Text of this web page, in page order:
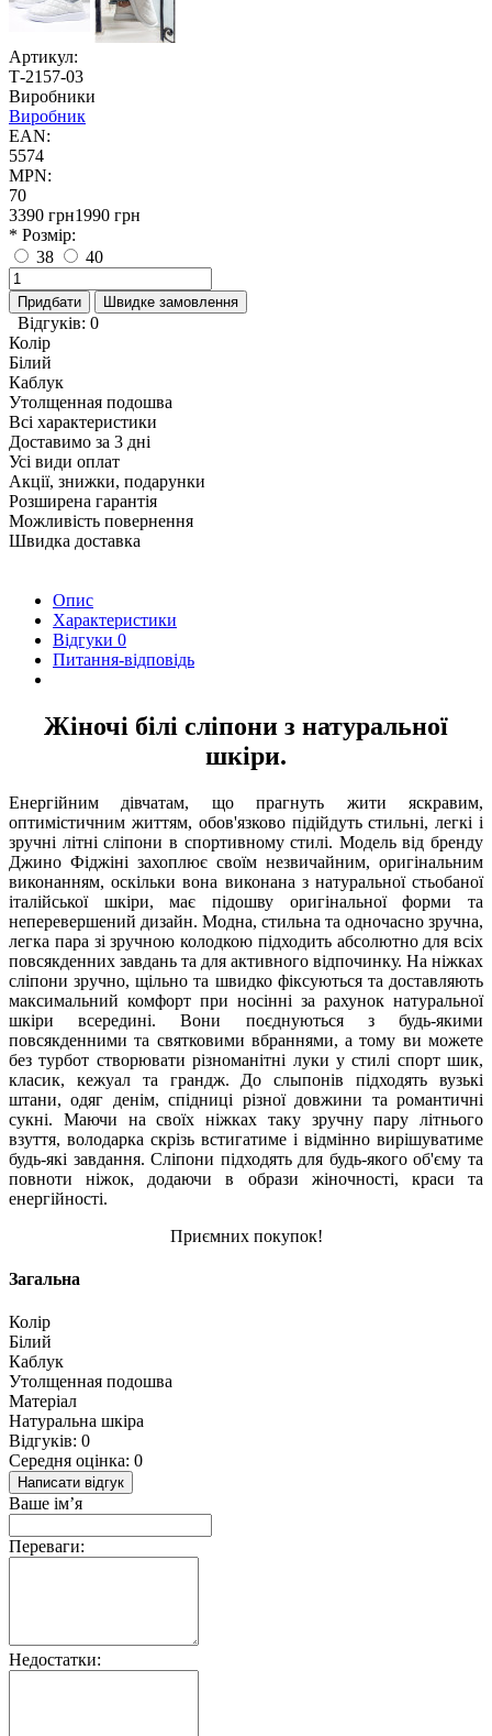
Артикул:
Т-2157-03
Виробники
Виробник
EAN:
5574
MPN:
70
3390 грн1990 грн
* Розмір:
38
40
Придбати Швидке замовлення
Відгуків: 0
Колір
Білий
Каблук
Утолщенная подошва
Всі характеристики
Доставимо за 3 дні
Усі види оплат
Акції, знижки, подарунки
Розширена гарантія
Можливість повернення
Швидка доставка
Опис
Характеристики
Відгуки 0
Питання-відповідь
Жіночі білі сліпони з натуральної
шкіри.
Енергійним дівчатам, що прагнуть жити яскравим,
оптимістичним життям, обов'язково підійдуть стильні, легкі і
зручні літні сліпони в спортивному стилі. Модель від бренду
Джино Фіджіні захоплює своїм незвичайним, оригінальним
виконанням, оскільки вона виконана з натуральної стьобаної
італійської шкіри, має підошву оригінальної форми та
неперевершений дизайн. Модна, стильна та одночасно зручна,
легка пара зі зручною колодкою підходить абсолютно для всіх
повсякденних завдань та для активного відпочинку. На ніжках
сліпони зручно, щільно та швидко фіксуються та доставляють
максимальний комфорт при носінні за рахунок натуральної
шкіри всередині. Вони поєднуються з будь-якими
повсякденними та святковими вбраннями, а тому ви можете
без турбот створювати різноманітні луки у стилі спорт шик,
класик, кежуал та грандж. До слыпонів підходять вузькі
штани, одяг денім, спідниці різної довжини та романтичні
сукні. Маючи на своїх ніжках таку зручну пару літнього
взуття, володарка скрізь встигатиме і відмінно вирішуватиме
будь-які завдання. Сліпони підходять для будь-якого об'єму та
повноти ніжок, додаючи в образи жіночності, краси та
енергійності.
Приємних покупок!
Загальна
Колір
Білий
Каблук
Утолщенная подошва
Матеріал
Натуральна шкіра
Відгуків: 0
Середня оцінка: 0
Написати відгук
Ваше ім’я
Переваги:
Недостатки: